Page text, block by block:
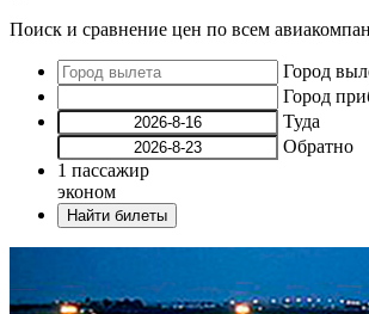
Поиск и сравнение цен по всем
Город
Город
Туда
Обратно
1 пассажир
эконом
Найти билеты